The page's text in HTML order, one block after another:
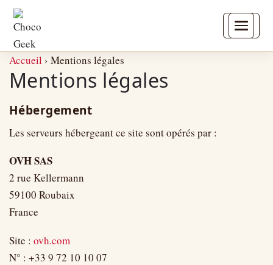
Accueil › Mentions légales
Mentions légales
Hébergement
Les serveurs hébergeant ce site sont opérés par :
OVH SAS
2 rue Kellermann
59100 Roubaix
France
Site : ovh.com
N° : +33 9 72 10 10 07